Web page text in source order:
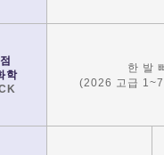
학
한 발
(2026 고급